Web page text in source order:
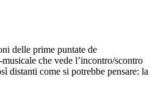
delle prime puntate de
che vede l’incontro/scontro
distanti come si potrebbe pensare: la